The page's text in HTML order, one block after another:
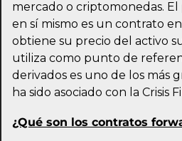
mercado o criptomonedas. El
en sí mismo es un contrato
obtiene su precio del activo
utiliza como punto de
derivados es uno de los más
ha sido asociado con la Crisis
¿Qué son los contratos